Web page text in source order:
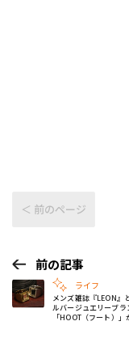
＜ 前のページ
前の記事
ライフ
メンズ雑誌『LEON』
ルバージュエリーブラ
「HOOT（フート）